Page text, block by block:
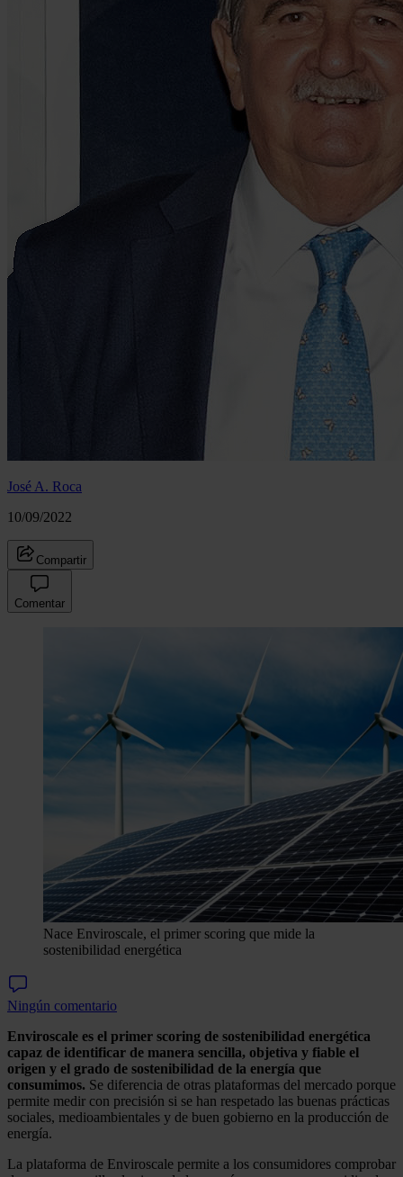
José A. Roca
10/09/2022
Compartir
Comentar
Nace Enviroscale, el primer scoring que mide la
sostenibilidad energética
Ningún comentario
Enviroscale es el primer scoring de sostenibilidad energética
capaz de identificar de manera sencilla, objetiva y fiable el
origen y el grado de sostenibilidad de la energía que
consumimos. Se diferencia de otras plataformas del mercado porque
permite medir con precisión si se han respetado las buenas prácticas
sociales, medioambientales y de buen gobierno en la producción de
energía.
La plataforma de Enviroscale permite a los consumidores comprobar